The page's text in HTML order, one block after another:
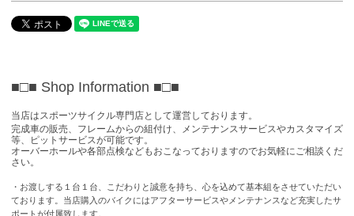
■□■ Shop Information ■□■
当店はスポーツサイクル専門店として運営しております。
完成車の販売、フレームからの組付け、メンテナンスサービスやカスタマイズ
等、ピットサービスが可能です。
オーバーホールや各部点検などもおこなっておりますのでお気軽にご相談くだ
さい。
・お渡しする１台１台、こだわりと誠意を持ち、心を込めて基本組をさせていただい
ております。当店購入のバイクにはアフターサービスやメンテナンスなど充実したサ
ポートが付属致します。